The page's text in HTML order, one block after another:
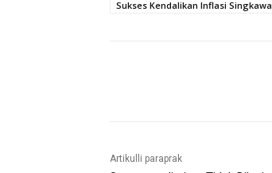
Sukses Kendalikan Inflasi
Artikulli paraprak